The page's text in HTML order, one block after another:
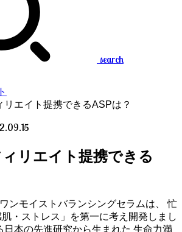
search
リエイト提携できるASPは？
リエイト提携できる
ンモイストバランシングセラムは、 忙
・ストレス」を第一に考え開発しまし
日本の先進研究から生まれた 生命力満